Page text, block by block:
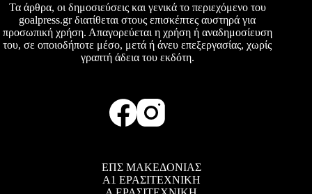
Τα άρθρα, οι δημοσιεύσεις και γενικά το περιεχόμενο του
goalpress.gr διατίθεται στους επισκέπτες αυστηρά για
προσωπική χρήση. Απαγορεύεται η χρήση ή αναδημοσίευση
του, σε οποιοδήποτε μέσο, μετά ή άνευ επεξεργασίας, χωρίς
γραπτή άδεια του εκδότη.
ΕΠΣ ΜΑΚΕΔΟΝΙΑΣ
Α1 ΕΡΑΣΙΤΕΧΝΙΚΗ